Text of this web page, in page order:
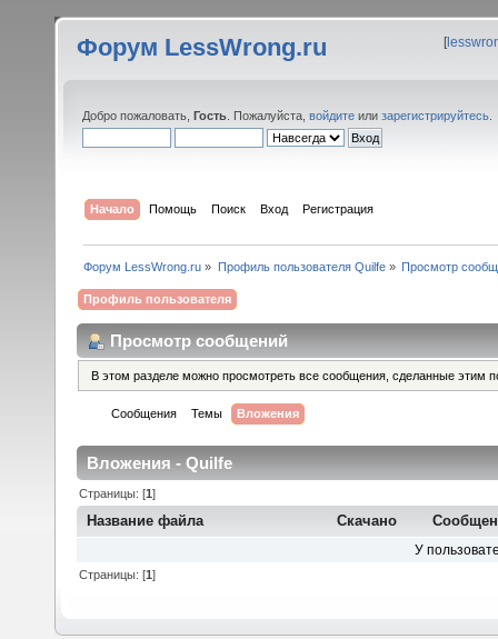
Форум LessWrong.ru [
Добро пожаловать, Гость . Пожалуйста, войдите или зарегистрируйтесь
Начало Помощь Поиск Вход Регистрация
Форум LessWrong.ru » Профиль пользователя Quilfe» Просмотр
Профиль пользователя
Просмотр сообщений
В этом разделе можно просмотреть все сообщения, сделанные этим
Сообщения Темы Вложения
Вложения - Quilfe
Страницы: [1]
Название файла Скачано
У
Страницы: [1]